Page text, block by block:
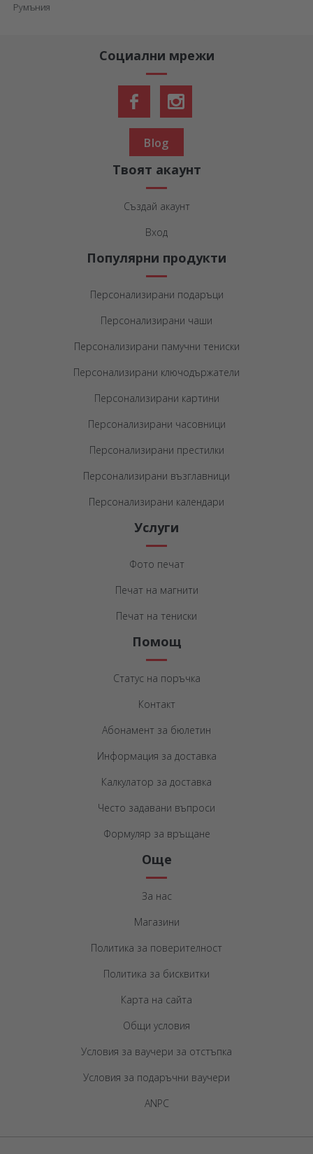
Социални мрежи
Blog
Твоят акаунт
Създай акаунт
Вход
Популярни продукти
Персонализирани подаръци
Персонализирани чаши
Персонализирани памучни тениски
Персонализирани ключодържатели
Персонализирани картини
Персонализирани часовници
Персонализирани престилки
Персонализирани възглавници
Персонализирани календари
Услуги
Фото печат
Печат на магнити
Печат на тениски
Помощ
Статус на поръчка
Контакт
Абонамент за бюлетин
Информация за доставка
Калкулатор за доставка
Често задавани въпроси
Формуляр за връщане
Още
За нас
Магазини
Политика за поверителност
Политика за бисквитки
Карта на сайта
Общи условия
Условия за ваучери за отстъпка
Условия за подаръчни ваучери
ANPC